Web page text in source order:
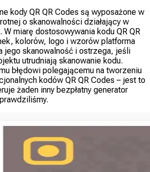
kody QR QR Codes są wyposażone w
o skanowalności działający w
miarę dostosowywania kodu QR QR
kolorów, logo i wzorów platforma
jego skanowalność i ostrzega, jeśli
utrudniają skanowanie kodu.
błędowi polegającemu na tworzeniu
kodów QR QR Codes – jest to
żaden inny bezpłatny generator